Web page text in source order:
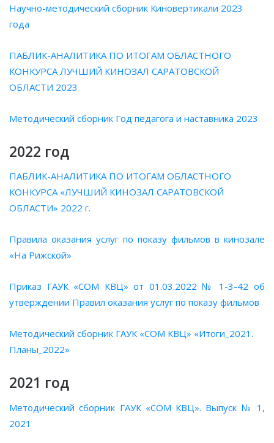
Научно-методический сборник Киновертикали 2023
года
ПАБЛИК-АНАЛИТИКА ПО ИТОГАМ ОБЛАСТНОГО
КОНКУРСА ЛУЧШИЙ КИНОЗАЛ САРАТОВСКОЙ
ОБЛАСТИ 2023
Методический сборник Год педагога и наставника 2023
2022 год
ПАБЛИК-АНАЛИТИКА ПО ИТОГАМ ОБЛАСТНОГО
КОНКУРСА «ЛУЧШИЙ КИНОЗАЛ САРАТОВСКОЙ
ОБЛАСТИ» 2022 г.
Правила оказания услуг по показу фильмов в кинозале
«На Рижской»
Приказ ГАУК «СОМ КВЦ» от 01.03.2022 № 1-3-42 об
утверждении Правил оказания услуг по показу фильмов
Методический сборник ГАУК «СОМ КВЦ» «Итоги_2021.
Планы_2022»
2021 год
Методический сборник ГАУК «СОМ КВЦ». Выпуск № 1,
2021